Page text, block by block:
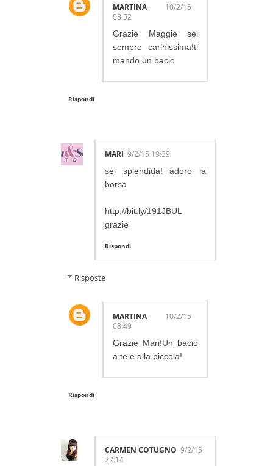
MARTINA
10/2/15
08:52
Grazie Maggie sei
sempre carinissima!ti
mando un bacio
Rispondi
MARI 9/2/15 19:39
sei splendida! adoro la
borsa
http://bit.ly/191JBUL
grazie
Rispondi
Risposte
MARTINA
10/2/15
08:49
Grazie Mari!Un bacio
a te e alla piccola!
Rispondi
CARMEN COTUGNO 9/2/15
22:14